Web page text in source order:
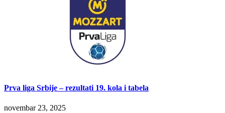
Prva liga Srbije – rezultati 19. kola i tabela
novembar 23, 2025